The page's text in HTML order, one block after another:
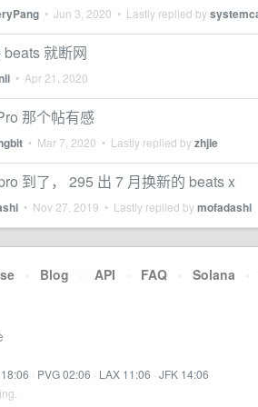
• Jun 3, 2020 • Lastly replied by
就断网
• Apr 21, 2020
那个帖有感
• Mar 7, 2020 • Lastly replied byzhjie
到了， 295 出 7 月换新的 beats x
• Nov 27, 2019 • Lastly replied bymofadashi
· Blog · API · FAQ · Solana ·
· PVG 02:06 · LAX 11:06 · JFK 14:06